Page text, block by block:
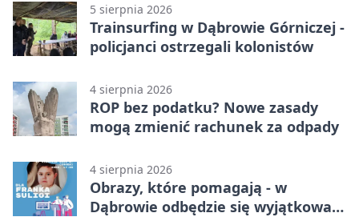
5 sierpnia 2026
Trainsurfing w Dąbrowie Górniczej -
policjanci ostrzegali kolonistów
4 sierpnia 2026
ROP bez podatku? Nowe zasady
mogą zmienić rachunek za odpady
4 sierpnia 2026
Obrazy, które pomagają - w
Dąbrowie odbędzie się wyjątkowa